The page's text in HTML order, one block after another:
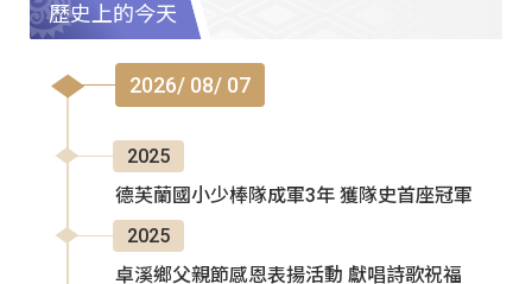
歷史上的今天
2026/ 08/ 07
2025
德芙蘭國小少棒隊成軍3年 獲隊史首座冠軍
2025
卓溪鄉父親節感恩表揚活動 獻唱詩歌祝福